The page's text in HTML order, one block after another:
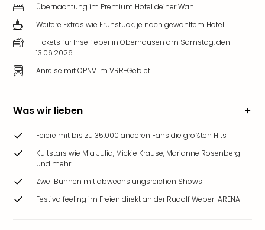
Übernachtung im Premium Hotel deiner Wahl
Weitere Extras wie Frühstück, je nach gewähltem Hotel
Tickets für Inselfieber in Oberhausen am Samstag, den
13.06.2026
Anreise mit ÖPNV im VRR-Gebiet
Was wir lieben
Feiere mit bis zu 35.000 anderen Fans die größten Hits
Kultstars wie Mia Julia, Mickie Krause, Marianne Rosenberg
und mehr!
Zwei Bühnen mit abwechslungsreichen Shows
Festivalfeeling im Freien direkt an der Rudolf Weber-ARENA